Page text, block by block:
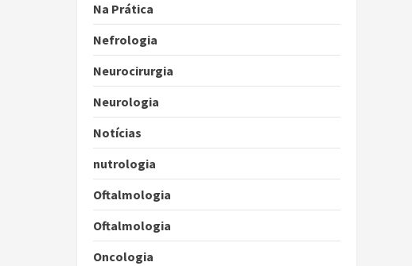
Na Prática
Nefrologia
Neurocirurgia
Neurologia
Notícias
nutrologia
Oftalmologia
Oftalmologia
Oncologia